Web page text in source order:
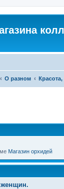
О разном
Магазин орхидей